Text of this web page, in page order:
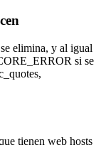
elimina, y al igual
si se
tienen web hosts